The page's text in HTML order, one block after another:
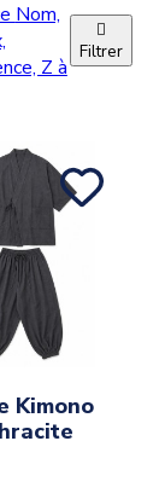
Nom,
Z à

Filtrer
Kimono